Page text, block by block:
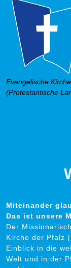
Evangelische
(Protestantische
Miteinander
Das ist unsere
Der
Kirche der Pfalz
Einblick in die
Welt und in der